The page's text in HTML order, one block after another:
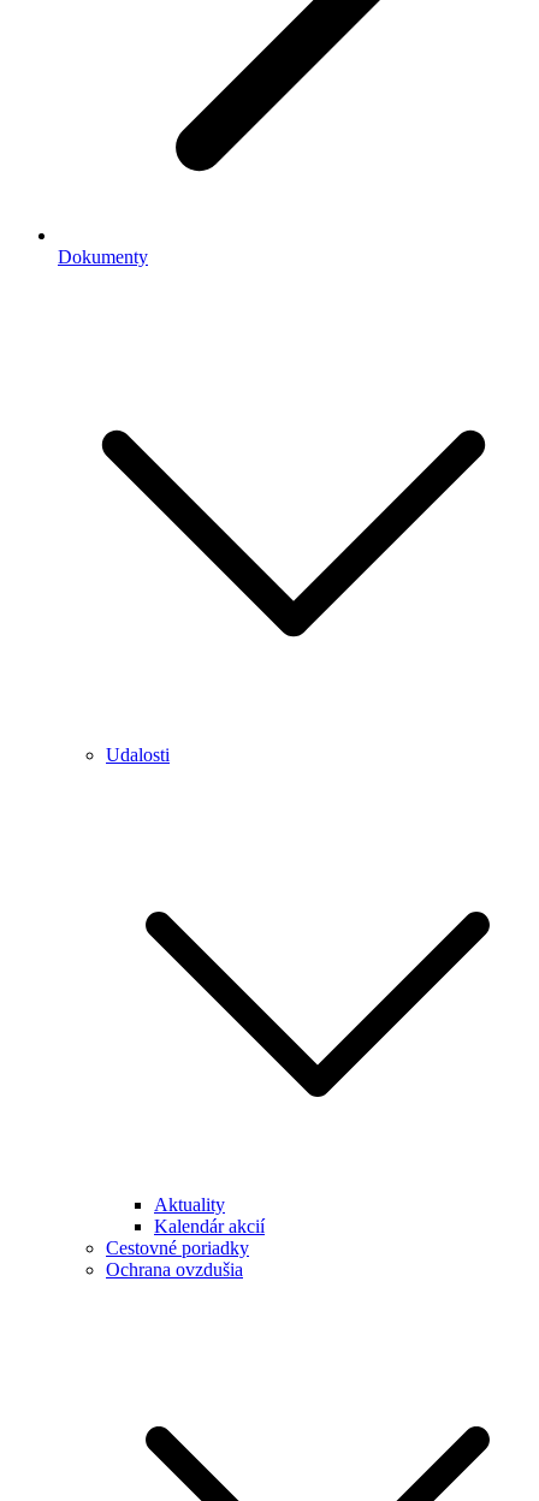
Dokumenty
Udalosti
Aktuality
Kalendár akcií
Cestovné poriadky
Ochrana ovzdušia